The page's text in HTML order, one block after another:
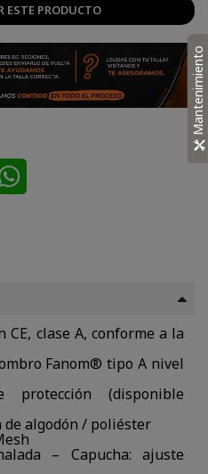
ESTE PRODUCTO
CE, clase A, conforme a la
Fanom® tipo A nivel
(disponible
algodón / poliéster
– Capucha: ajuste
Mantenimiento